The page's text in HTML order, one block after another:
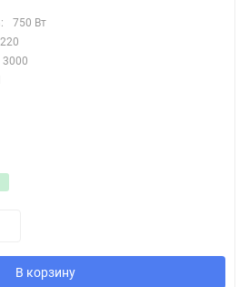
750 Вт
220
3000
В корзину